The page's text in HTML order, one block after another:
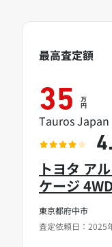
東京都府中市
査定依頼日：2025
トヨタ ア
ケージ
最高査定額
35 万
円
Tauros Japan